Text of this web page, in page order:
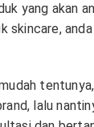
yang akan
skincare,
lalu